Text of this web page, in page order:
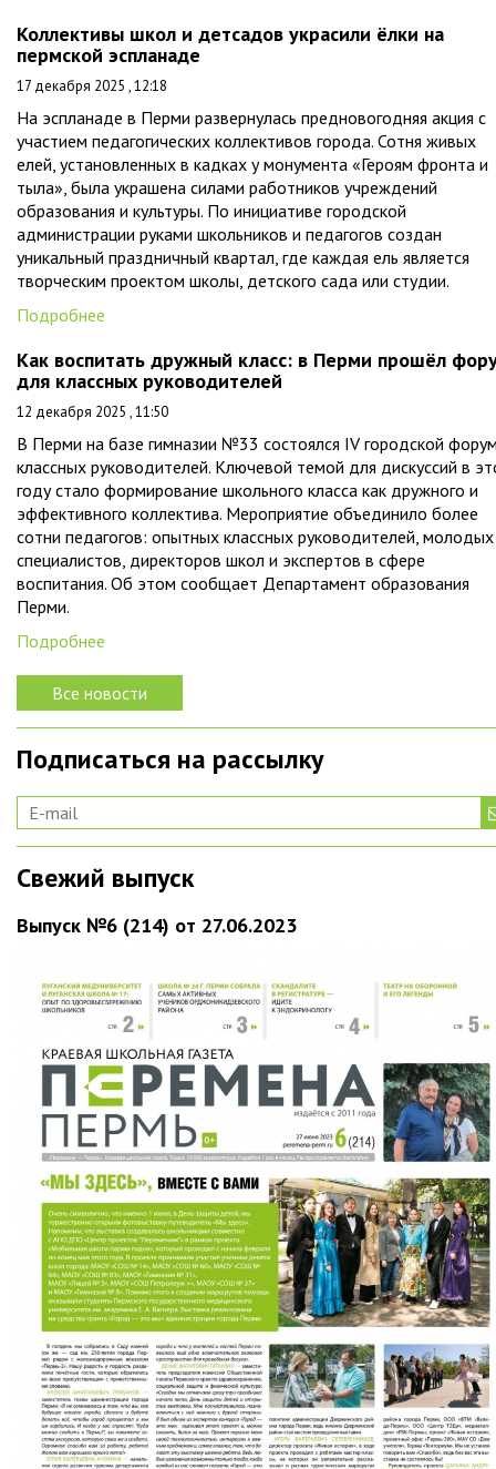
Коллективы школ и детсадов украсили ёлки на
пермской эспланаде
17 декабря 2025 , 12:18
На эспланаде в Перми развернулась предновогодняя акция с
участием педагогических коллективов города. Сотня живых
елей, установленных в кадках у монумента «Героям фронта и
тыла», была украшена силами работников учреждений
образования и культуры. По инициативе городской
администрации руками школьников и педагогов создан
уникальный праздничный квартал, где каждая ель является
творческим проектом школы, детского сада или студии.
Подробнее
Как воспитать дружный класс: в Перми прошёл
для классных руководителей
12 декабря 2025 , 11:50
В Перми на базе гимназии №33 состоялся IV городской
классных руководителей. Ключевой темой для дискуссий в
году стало формирование школьного класса как дружного и
эффективного коллектива. Мероприятие объединило более
сотни педагогов: опытных классных руководителей, молодых
специалистов, директоров школ и экспертов в сфере
воспитания. Об этом сообщает Департамент образования
Перми.
Подробнее
Все новости
Подписаться на рассылку
Свежий выпуск
Выпуск №6 (214) от 27.06.2023